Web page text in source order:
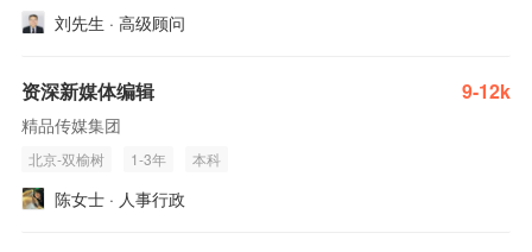
刘先生 · 高级顾问
资深新媒体编辑 9-12k
精品传媒集团
北京-双榆树 1-3年 本科
陈女士 · 人事行政